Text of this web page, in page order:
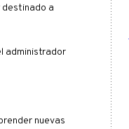
destinado a
administrador
nuevas